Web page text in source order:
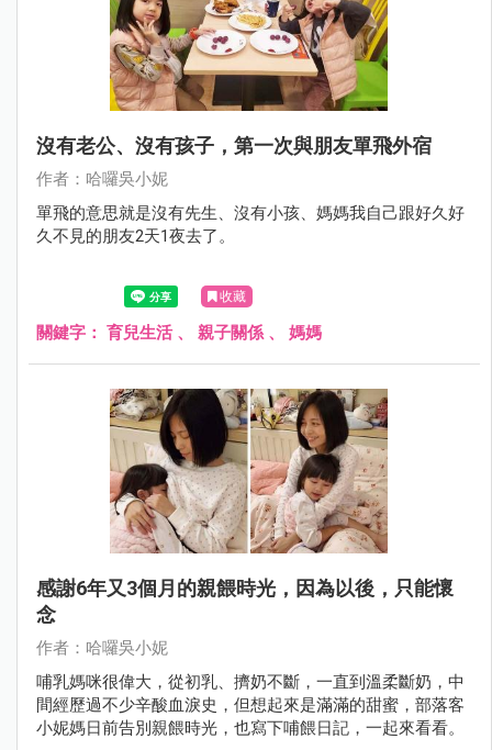
沒有老公、沒有孩子，第一次與朋友單飛外宿
作者：哈囉吳小妮
單飛的意思就是沒有先生、沒有小孩、媽媽我自己跟好久好
久不見的朋友2天1夜去了。
收藏
關鍵字： 育兒生活、 親子關係 、 媽媽
感謝6年又3個月的親餵時光，因為以後，只能懷
念
作者：哈囉吳小妮
哺乳媽咪很偉大，從初乳、擠奶不斷，一直到溫柔斷奶，中
間經歷過不少辛酸血淚史，但想起來是滿滿的甜蜜，部落客
小妮媽日前告別親餵時光，也寫下哺餵日記，一起來看看。